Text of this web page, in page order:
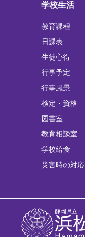
学校生活
教育課程
日課表
生徒心得
行事予定
行事風景
検定・資格
図書室
教育相談室
学校給食
災害時の対応